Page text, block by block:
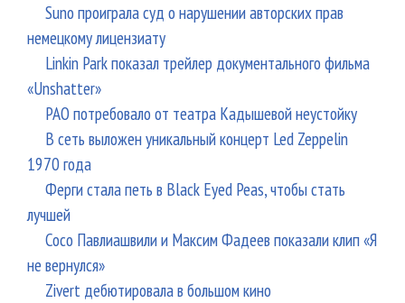
Suno проиграла суд о нарушении авторских прав
немецкому лицензиату
Linkin Park показал трейлер документального фильма
«Unshatter»
РАО потребовало от театра Кадышевой неустойку
В сеть выложен уникальный концерт Led Zeppelin
1970 года
Ферги стала петь в Black Eyed Peas, чтобы стать
лучшей
Сосо Павлиашвили и Максим Фадеев показали клип «Я
не вернулся»
Zivert дебютировала в большом кино